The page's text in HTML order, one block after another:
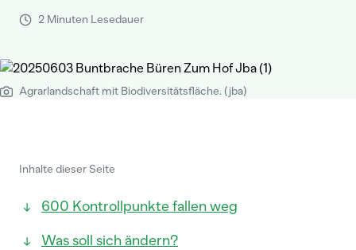
2 Minuten Lesedauer
Agrarlandschaft mit Biodiversitätsfläche. (jba)
Inhalte dieser Seite
600 Kontrollpunkte fallen weg
Was soll sich ändern?